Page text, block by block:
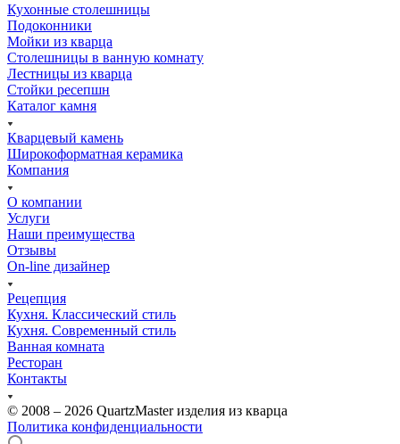
Кухонные столешницы
Подоконники
Мойки из кварца
Столешницы в ванную комнату
Лестницы из кварца
Стойки ресепшн
Каталог камня
Кварцевый камень
Широкоформатная керамика
Компания
О компании
Услуги
Наши преимущества
Отзывы
On-line дизайнер
Рецепция
Кухня. Классический стиль
Кухня. Современный стиль
Ванная комната
Ресторан
Контакты
© 2008 – 2026 QuartzMaster изделия из кварца
Политика конфиденциальности